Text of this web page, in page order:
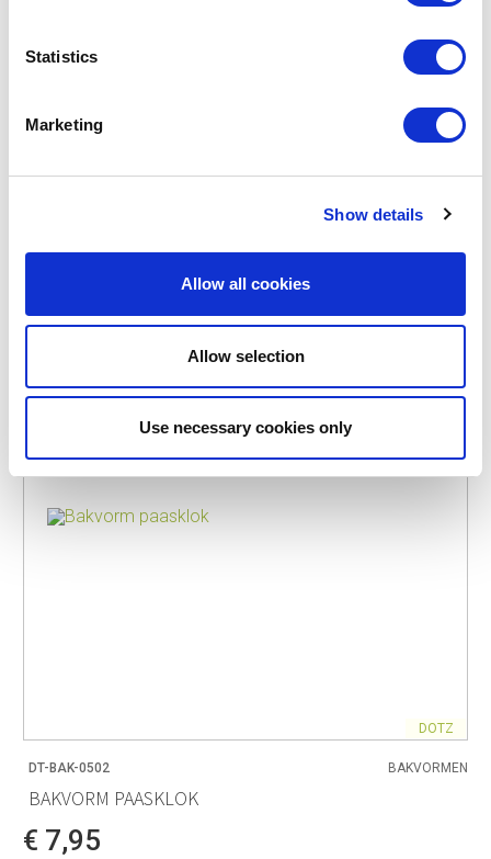
Statistics
Marketing
Show details
Allow all cookies
Allow selection
Use necessary cookies only
POINT-VIRGULE
BAKVORM MET ANTI-AANBAKLAAG VOOR 6 MUFFINS
EIGEN MERK
DOTZ
DT-BAK-0502 BAKVORMEN
BAKVORM PAASKLOK
€ 7,95